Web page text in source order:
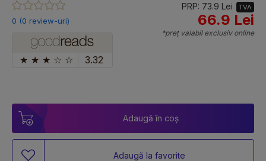
0 (0 review-uri)
★ ★ ★ ☆ ☆ 3.32
PRP: 73.9 Lei TVA
66.9 Lei
*preț valabil exclusiv online
Adaugă în coș
Adaugă la favorite